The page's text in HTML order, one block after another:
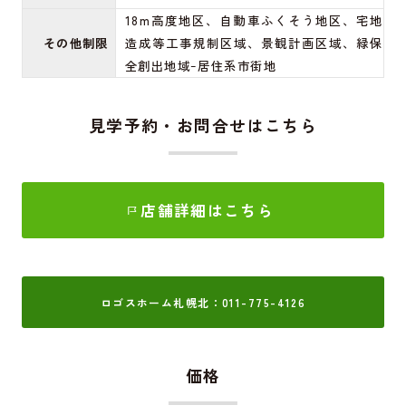
その他制限
18m高度地区、自動車ふくそう地区、宅地
造成等工事規制区域、景観計画区域、緑保
全創出地域ｰ居住系市街地
見学予約・お問合せはこちら
店舗詳細はこちら
ロゴスホーム札幌北：011-775-4126
価格